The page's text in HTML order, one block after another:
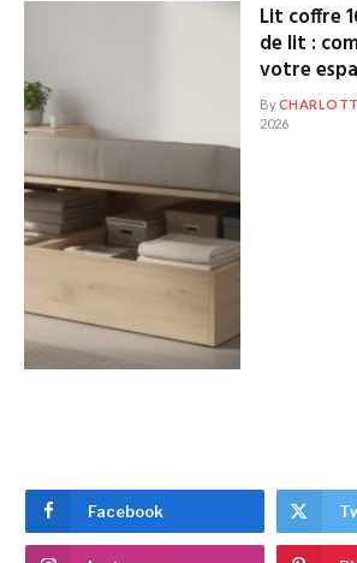
Lit coffre
de lit :
votre
By
2026
Facebook